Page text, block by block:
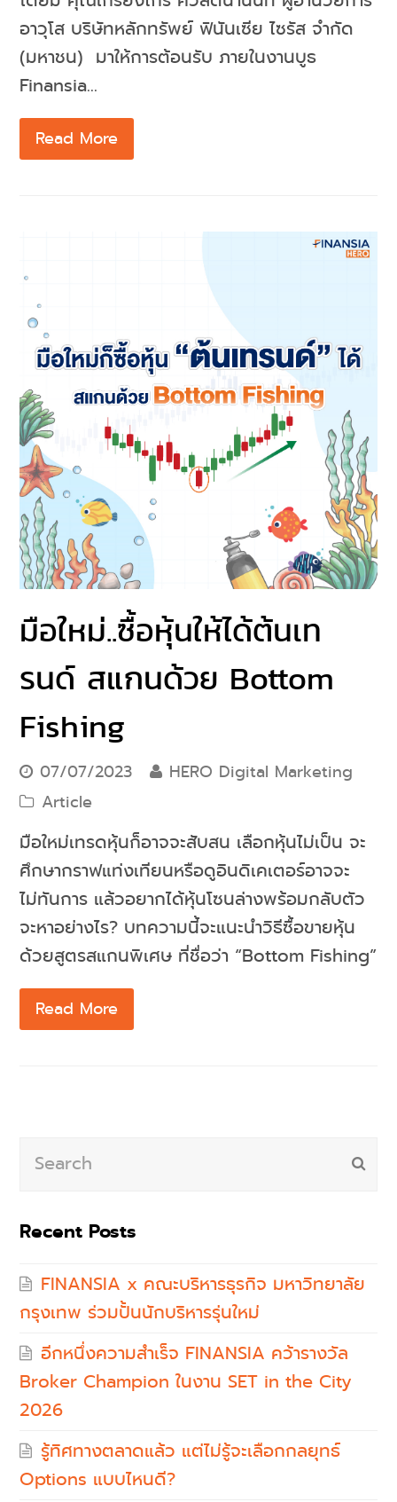
อาวุโส​ บริษัทหลักทรัพย์ ฟินันเซีย ไซรัส จำกัด
(มหาชน) มาให้การต้อนรับ ภายในงานบูธ
Finansia…
Read More
มือใหม่..ซื้อหุ้นให้ได้ต้นเท
รนด์ สแกนด้วย Bottom
Fishing
07/07/2023
HERO Digital Marketing
Article
มือใหม่เทรดหุ้นก็อาจจะสับสน เลือกหุ้นไม่เป็น จะ
ศึกษากราฟแท่งเทียนหรือดูอินดิเคเตอร์อาจจะ
ไม่ทันการ แล้วอยากได้หุ้นโซนล่างพร้อมกลับตัว
จะหาอย่างไร? บทความนี้จะแนะนำวิธีซื้อขายหุ้น
ด้วยสูตรสแกนพิเศษ ที่ชื่อว่า “Bottom Fishing”
Read More
Recent Posts
FINANSIA x คณะบริหารธุรกิจ มหาวิทยาลัย
กรุงเทพ ร่วมปั้นนักบริหารรุ่นใหม่
อีกหนึ่งความสำเร็จ FINANSIA คว้ารางวัล
Broker Champion ในงาน SET in the City
2026
รู้ทิศทางตลาดแล้ว แต่ไม่รู้จะเลือกกลยุทธ์
Options แบบไหนดี?